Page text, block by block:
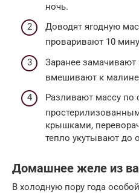
ночь.
Доводят ягодную
проваривают 10
Заранее замачивают
вмешивают к
Разливают массу по
крышками,
тепло укутывают до
Домашнее желе из
В холодную пору года